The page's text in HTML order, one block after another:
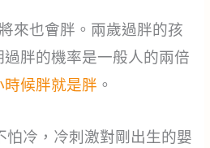
來也會胖。兩歲過胖的孩
胖的機率是一般人的兩倍
時候胖就是胖 。
怕冷，冷刺激對剛出生的嬰